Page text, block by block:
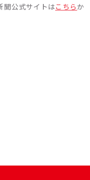
聞公式サイトはこちらか